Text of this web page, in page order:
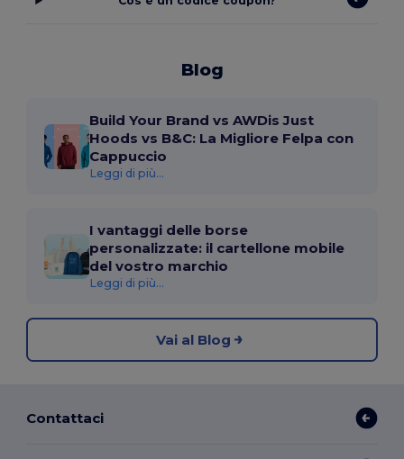
Blog
Build Your Brand vs AWDis Just
Hoods vs B&C: La Migliore Felpa con
Cappuccio
Leggi di più...
I vantaggi delle borse
personalizzate: il cartellone mobile
del vostro marchio
Leggi di più...
Vai al Blog
Contattaci